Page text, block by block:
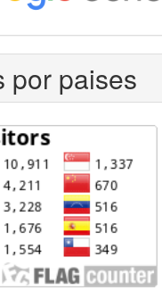
por paises